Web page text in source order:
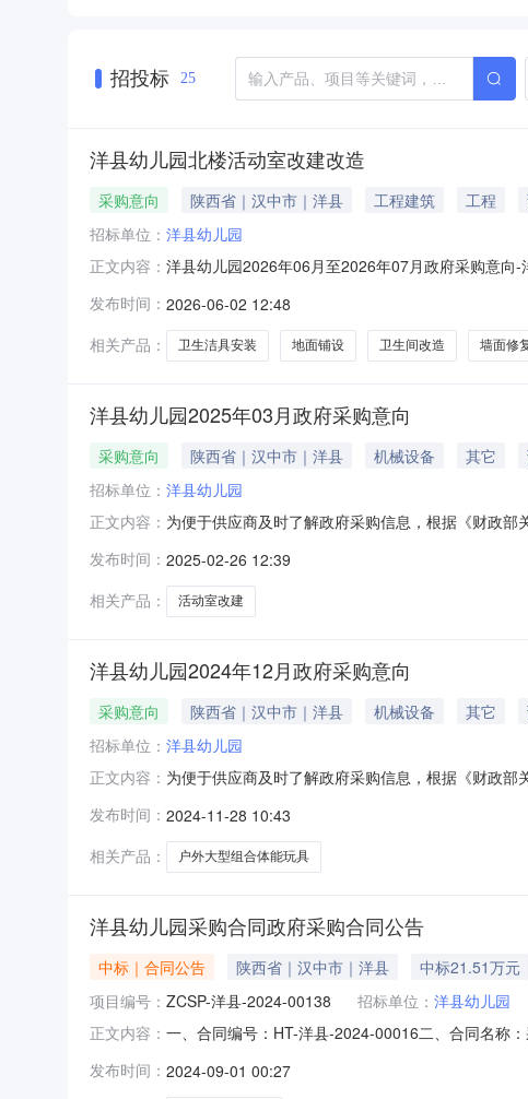
招投标 25
洋县幼儿园北楼活动室改建改造
采购意向 陕西省｜汉中市｜洋县 工程建筑 工程
招标单位： 洋县幼儿园
正文内容： 洋县幼儿园2026年06月至2026年07月政府采购意向
动室改建改造采购数量:1.0000项主要功能或目标:改
合
发布时间： 2026-06-02 12:48
相关产品：
卫生洁具安装 地面铺设 卫生间改造 墙面修
洋县幼儿园2025年03月政府采购意向
采购意向 陕西省｜汉中市｜洋县 机械设备 其它
招标单位： 洋县幼儿园
正文内容： 为便于供应商及时了解政府采购信息，根据《财政
硬件设施符合3岁以下幼儿托育要求。。21.502025
园2025年
发布时间： 2025-02-26 12:39
相关产品：
活动室改建
洋县幼儿园2024年12月政府采购意向
采购意向 陕西省｜汉中市｜洋县 机械设备 其它
招标单位： 洋县幼儿园
正文内容： 为便于供应商及时了解政府采购信息，根据《财政
具，改善办园条件，提升保教质量，促进幼儿健康
殊工艺除
发布时间： 2024-11-28 10:43
相关产品：
户外大型组合体能玩具
洋县幼儿园采购合同政府采购合同公告
中标｜合同公告 陕西省｜汉中市｜洋县
中标21.51万元
项目编号： ZCSP-洋县-2024-00138 招标单位： 洋县幼儿园
正文内容： 一、合同编号：HT-洋县-2024-00016二、合同名称
13571623499六、合同主要信息主要标的：序号名
发布时间： 2024-09-01 00:27